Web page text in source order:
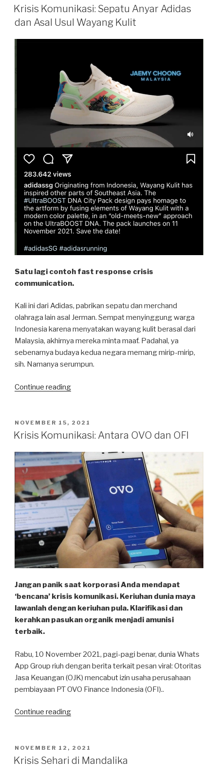
‘Anak
Jenderal
Bintang
Tiga’”
ON
Krisis Komunikasi: Sepatu Anyar Adidas
dan Asal Usul Wayang Kulit
Satu lagi contoh fast response crisis
communication.
Kali ini dari Adidas, pabrikan sepatu dan merchand
olahraga lain asal Jerman. Sempat menyinggung warga
Indonesia karena menyatakan wayang kulit berasal dari
Malaysia, akhirnya mereka minta maaf. Padahal, ya
sebenarnya budaya kedua negara memang mirip-mirip,
sih. Namanya serumpun.
Continue reading“Krisis
Anyar
Adidas
Asal
Usul
Wayang
Kulit”
POSTED
ON
NOVEMBER 15, 2021
Krisis Komunikasi: Antara OVO dan OFI
Jangan panik saat korporasi Anda mendapat
‘bencana’ krisis komunikasi. Keriuhan dunia maya
lawanlah dengan keriuhan pula. Klarifikasi dan
kerahkan pasukan organik menjadi amunisi
terbaik.
Rabu, 10 November 2021, pagi-pagi benar, dunia Whats
App Group riuh dengan berita terkait pesan viral: Otoritas
Jasa Keuangan (OJK) mencabut izin usaha perusahaan
pembiayaan PT OVO Finance Indonesia (OFI)..
Continue reading“Krisis
OVO
dan
POSTED
ON
NOVEMBER 12, 2021
Krisis Sehari di Mandalika